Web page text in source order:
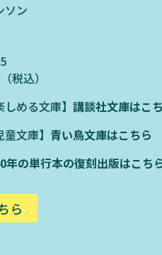
ソン
税込）
める文庫】 講談社文庫はこ
文庫】 青い鳥文庫はこちら
年の単行本の復刻出版はこち
ら